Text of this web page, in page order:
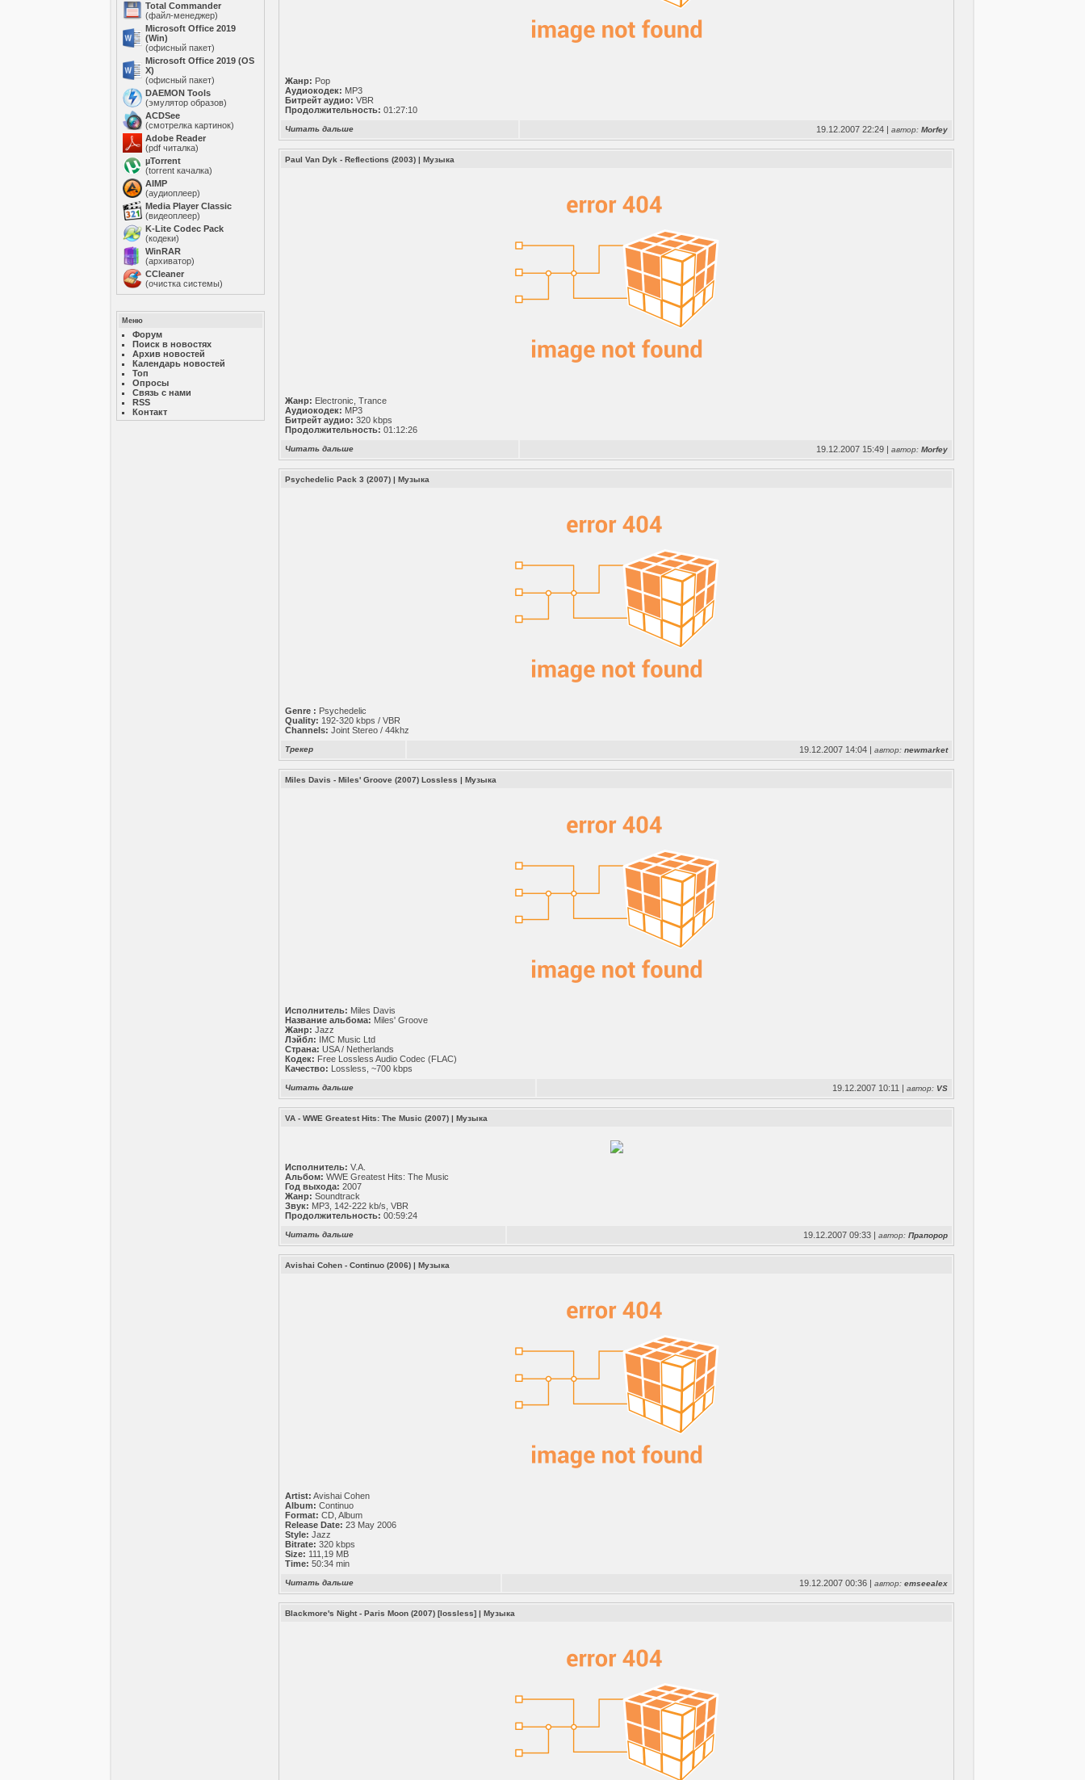
Total Commander
(файл-менеджер)
Microsoft Office 2019
(Win)
(офисный пакет)
Microsoft Office 2019 (OS
X)
(офисный пакет)
DAEMON Tools
(эмулятор образов)
ACDSee
(смотрелка картинок)
Adobe Reader
(pdf читалка)
µTorrent
(torrent качалка)
AIMP
(аудиоплеер)
Media Player Classic
(видеоплеер)
K-Lite Codec Pack
(кодеки)
WinRAR
(архиватор)
ССleaner
(очистка системы)
Меню
Форум
Поиск в новостях
Архив новостей
Календарь новостей
Топ
Опросы
Связь с нами
RSS
Контакт
Жанр: Pop
Аудиокодек: MP3
Битрейт аудио: VBR
Продолжительность: 01:27:10
Читать дальше 19.12.2007 22:24 |автор:Morfey
Paul Van Dyk - Reflections (2003) |Музыка
Жанр: Electronic, Trance
Аудиокодек: MP3
Битрейт аудио: 320 kbps
Продолжительность: 01:12:26
Читать дальше 19.12.2007 15:49 |автор:Morfey
Psychedelic Pack 3 (2007) |Музыка
Genre : Psychedelic
Quality: 192-320 kbps / VBR
Channels: Joint Stereo / 44khz
Трекер 19.12.2007 14:04 |автор:newmarket
Miles Davis - Miles' Groove (2007) Lossless |Музыка
Исполнитель: Miles Davis
Название альбома: Miles' Groove
Жанр: Jazz
Лэйбл: IMC Music Ltd
Страна: USA / Netherlands
Кодек: Free Lossless Audio Codec (FLAC)
Качество: Lossless, ~700 kbps
Читать дальше 19.12.2007 10:11 |автор: VS
VA - WWE Greatest Hits: The Music (2007) |Музыка
Исполнитель: V.A.
Альбом: WWE Greatest Hits: The Music
Год выхода: 2007
Жанр: Soundtrack
Звук: MP3, 142-222 kb/s, VBR
Продолжительность: 00:59:24
Читать дальше 19.12.2007 09:33 |автор:Прапорор
Avishai Cohen - Continuo (2006) |Музыка
Artist: Avishai Cohen
Album: Continuo
Format: CD, Album
Release Date: 23 May 2006
Style: Jazz
Bitrate: 320 kbps
Size: 111,19 MB
Time: 50:34 min
Читать дальше 19.12.2007 00:36 |автор:emseealex
Blackmore's Night - Paris Moon (2007) [lossless] |Музыка